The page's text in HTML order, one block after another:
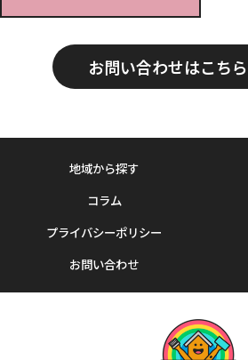
お問い合わせはこちら
地域から探す
コラム
プライバシーポリシー
お問い合わせ